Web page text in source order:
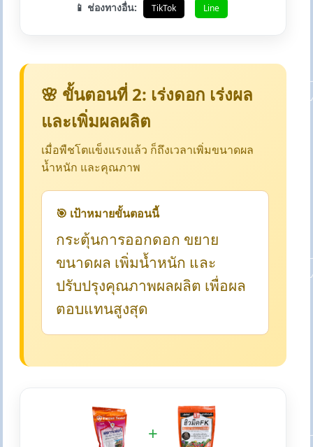
📱 ช่องทางอื่น: TikTok Line
🌸 ขั้นตอนที่ 2: เร่งดอก เร่งผล
และเพิ่มผลผลิต
เมื่อพืชโตแข็งแรงแล้ว ก็ถึงเวลาเพิ่มขนาดผล
น้ำหนัก และคุณภาพ
🎯 เป้าหมายขั้นตอนนี้
กระตุ้นการออกดอก ขยาย
ขนาดผล เพิ่มน้ำหนัก และ
ปรับปรุงคุณภาพผลผลิต เพื่อผล
ตอบแทนสูงสุด
+